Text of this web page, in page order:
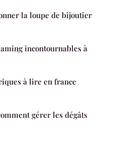
la loupe de bijoutier
incontournables à
à lire en france
gérer les dégâts